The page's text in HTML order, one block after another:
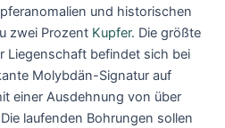
und historischen
zwei Prozent Kupfer. Die größte
Liegenschaft befindet sich bei
Molybdän-Signatur auf
einer Ausdehnung von über
laufenden Bohrungen sollen